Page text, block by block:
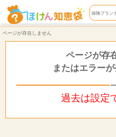
ページが存在しません | ほけん知恵袋
保険プラン
ページが存在しません
ページが存
またはエラー
過去は設定